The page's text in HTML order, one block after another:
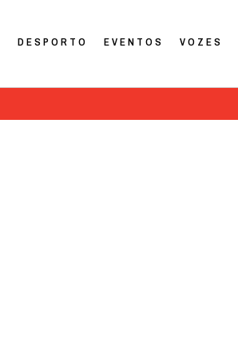
DESPORTO EVENTOS VOZES